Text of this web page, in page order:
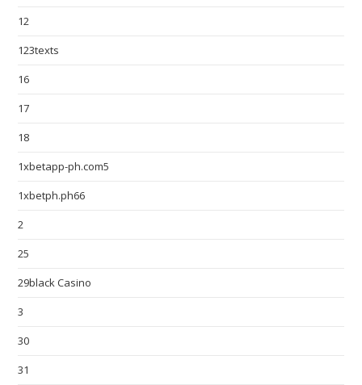
12
123texts
16
17
18
1xbetapp-ph.com5
1xbetph.ph66
2
25
29black Casino
3
30
31